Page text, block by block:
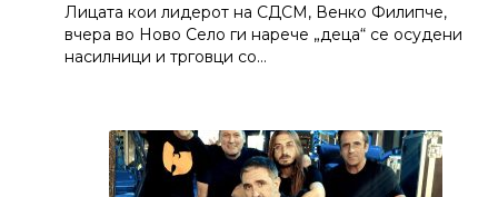
Лицата кои лидерот на СДСМ, Венко Филипче,
вчера во Ново Село ги нарече „деца“ се осудени
насилници и трговци со…